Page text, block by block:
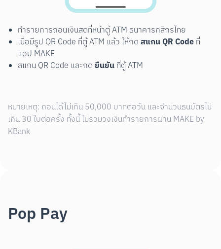
ทำรายการถอนเงินสดที่หน้าตู้ ATM ธนาคารกสิกรไทย
เมื่อมีรูป QR Code ที่ตู้ ATM แล้ว ให้กดสแกน QR Codeที่
แอป MAKE
สแกน QR Code และกดยืนยันที่ตู้ ATM
หมายเหตุ: ถอนได้ไม่เกิน 50,000 บาทต่อวัน และจำนวนธนบัตรไม่
เกิน 30 ใบต่อครั้ง ทั้งนี้ ไม่รวมวงเงินทำรายการผ่าน MAKE by
KBank
Pop Pay